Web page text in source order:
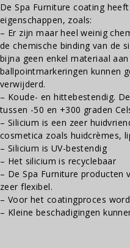
De Spa Furniture coating
eigenschappen, zoals:
– Er zijn maar heel weinig
de chemische binding van de
bijna geen enkel materiaal
ballpointmarkeringen kunnen
verwijderd.
– Koude- en hittebestendig.
tussen -50 en +300 graden
– Silicium is een zeer
cosmetica zoals huidcrèmes,
– Silicium is UV-bestendig
– Het silicium is recyclebaar
– De Spa Furniture producten
zeer flexibel.
– Voor het coatingproces
– Kleine beschadigingen